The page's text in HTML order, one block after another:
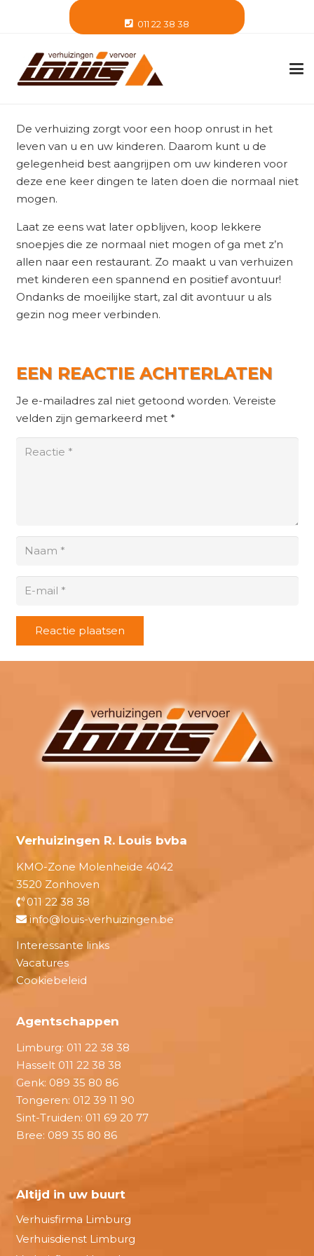
011 22 38 38
De verhuizing zorgt voor een hoop onrust in het
leven van u en uw kinderen. Daarom kunt u de
gelegenheid best aangrijpen om uw kinderen voor
deze ene keer dingen te laten doen die normaal niet
mogen.
Laat ze eens wat later opblijven, koop lekkere
snoepjes die ze normaal niet mogen of ga met z’n
allen naar een restaurant. Zo maakt u van verhuizen
met kinderen een spannend en positief avontuur!
Ondanks de moeilijke start, zal dit avontuur u als
gezin nog meer verbinden.
EEN REACTIE ACHTERLATEN
Je e-mailadres zal niet getoond worden. Vereiste
velden zijn gemarkeerd met *
Reactie plaatsen
Verhuizingen R. Louis bvba
KMO-Zone Molenheide 4042
3520 Zonhoven
011 22 38 38
info@louis-verhuizingen.be
Interessante links
Vacatures
Cookiebeleid
Agentschappen
Limburg: 011 22 38 38
Hasselt 011 22 38 38
Genk: 089 35 80 86
Tongeren: 012 39 11 90
Sint-Truiden: 011 69 20 77
Bree: 089 35 80 86
Altijd in uw buurt
Verhuisfirma Limburg
Verhuisdienst Limburg